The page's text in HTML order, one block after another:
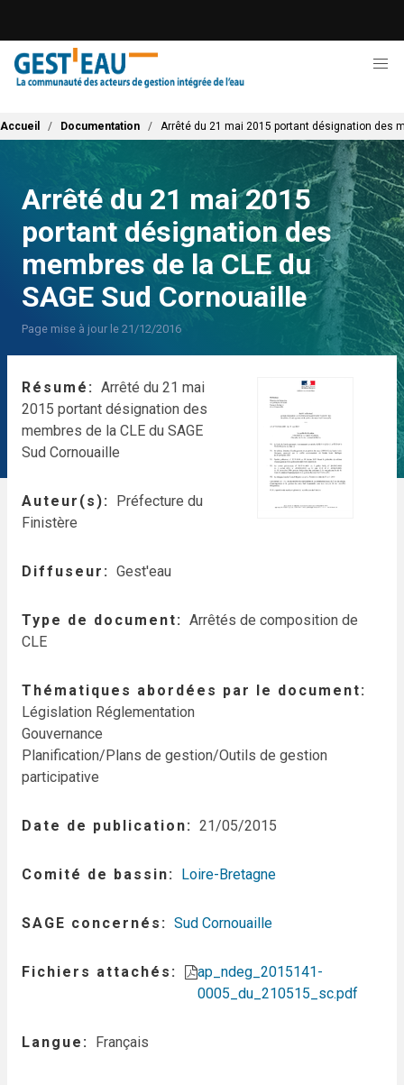
contenu
principal
Fil d'Ariane
Accueil Documentation Arrêté du 21 mai 2015 portant désignation des
Arrêté du 21 mai 2015
portant désignation des
membres de la CLE du
SAGE Sud Cornouaille
Page mise à jour le 21/12/2016
Résumé
Arrêté du 21 mai
2015 portant désignation des
membres de la CLE du SAGE
Sud Cornouaille
Auteur(s)
Préfecture du
Finistère
Diffuseur Gest'eau
Type de document
Arrêtés de composition de
CLE
Thématiques abordées par le document
Législation Réglementation
Gouvernance
Planification/Plans de gestion/Outils de gestion
participative
Date de publication 21/05/2015
Comité de bassin Loire-Bretagne
SAGE concernés Sud Cornouaille
Fichiers attachés
ap_ndeg_2015141-
0005_du_210515_sc.pdf
Langue Français